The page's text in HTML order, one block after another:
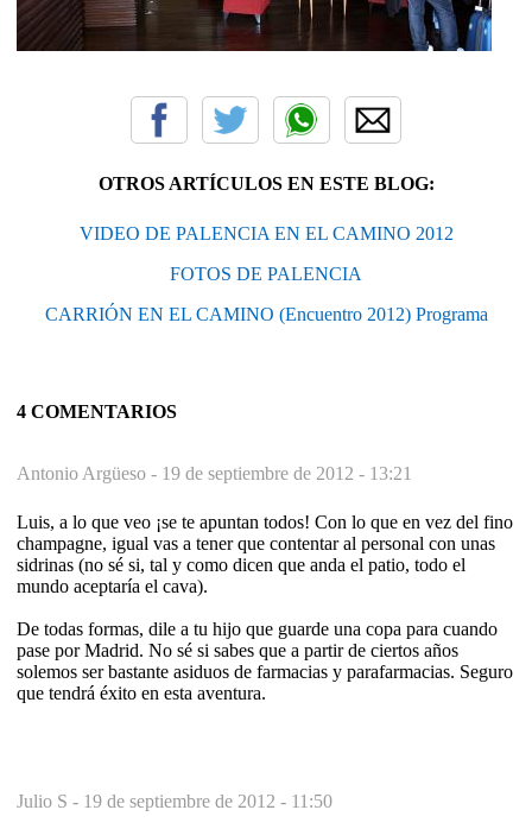
OTROS ARTÍCULOS EN ESTE BLOG:
VIDEO DE PALENCIA EN EL CAMINO 2012
FOTOS DE PALENCIA
CARRIÓN EN EL CAMINO (Encuentro 2012) Programa
4 COMENTARIOS
Antonio Argüeso - 19 de septiembre de 2012 - 13:21
Luis, a lo que veo ¡se te apuntan todos! Con lo que en vez del fino
champagne, igual vas a tener que contentar al personal con unas
sidrinas (no sé si, tal y como dicen que anda el patio, todo el
mundo aceptaría el cava).
De todas formas, dile a tu hijo que guarde una copa para cuando
pase por Madrid. No sé si sabes que a partir de ciertos años
solemos ser bastante asiduos de farmacias y parafarmacias. Seguro
que tendrá éxito en esta aventura.
Julio S - 19 de septiembre de 2012 - 11:50